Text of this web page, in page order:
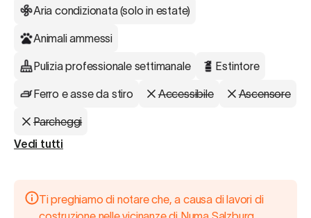
Aria condizionata (solo in estate)
Animali ammessi
Pulizia professionale settimanale Estintore
Ferro e asse da stiro Accessibile Ascensore
Parcheggi
Vedi tutti
Ti preghiamo di notare che, a causa di lavori di